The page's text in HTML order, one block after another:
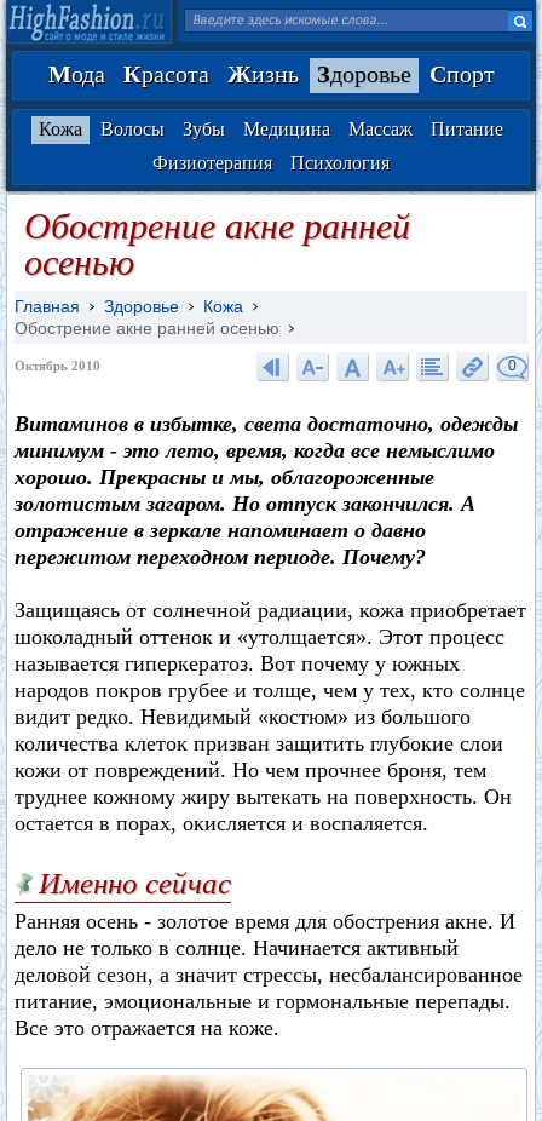
Мода Красота Жизнь Здоровье Спорт
Кожа Волосы Зубы Медицина Массаж
Питание
Физиотерапия
Психология
Обострение акне ранней
осенью
Главная Здоровье
Кожа
Обострение акне ранней осенью
Октябрь 2010 0
Витаминов в избытке, света достаточно, одежды
минимум - это лето, время, когда все немыслимо
хорошо. Прекрасны и мы, облагороженные
золотистым загаром. Но отпуск закончился. А
отражение в зеркале напоминает о давно
пережитом переходном периоде. Почему?
Защищаясь от солнечной радиации, кожа приобретает
шоколадный оттенок и «утолщается». Этот процесс
называется гиперкератоз. Вот почему у южных
народов покров грубее и толще, чем у тех, кто солнце
видит редко. Невидимый «костюм» из большого
количества клеток призван защитить глубокие слои
кожи от повреждений. Но чем прочнее броня, тем
труднее кожному жиру вытекать на поверхность. Он
остается в порах, окисляется и воспаляется.
Именно сейчас
Ранняя осень - золотое время для обострения акне. И
дело не только в солнце. Начинается активный
деловой сезон, а значит стрессы, несбалансированное
питание, эмоциональные и гормональные перепады.
Все это отражается на коже.